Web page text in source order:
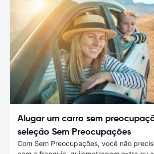
Alugar um carro sem
seleção Sem Preocupações
Com Sem Preocupações, você não